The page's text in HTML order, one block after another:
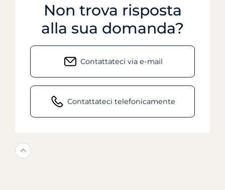
Non trova risposta
alla sua domanda?
Contattateci via e-mail
Contattateci telefonicamente